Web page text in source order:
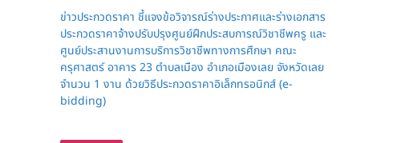
ข่าวประกวดราคา ชี้แจงข้อวิจารณ์ร่างประกาศและร่างเอกสาร
ประกวดราคาจ้างปรับปรุงศูนย์ฝึกประสบการณ์วิชาชีพครู และ
ศูนย์ประสานงานการบริการวิชาชีพทางการศึกษา คณะ
ครุศาสตร์ อาคาร 23 ตำบลเมือง อำเภอเมืองเลย จังหวัดเลย
จำนวน 1 งาน ด้วยวิธีประกวดราคาอิเล็กทรอนิกส์ (e-
bidding)